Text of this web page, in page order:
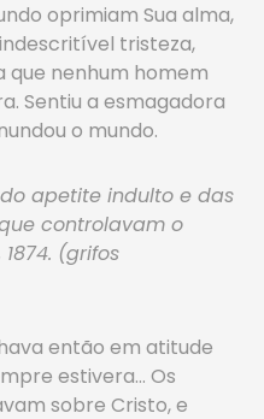
oprimiam Sua alma,
tristeza,
que nenhum homem
Sentiu a esmagadora
o mundo.
apetite indulto e das
controlavam o
(grifos
então em atitude
estivera… Os
sobre Cristo, e